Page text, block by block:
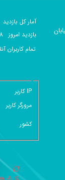
آمار کل بازدید
بازديد امروز
تمام کاربران
گزارش
IP کاربر
مرورگر کاربر
کشور